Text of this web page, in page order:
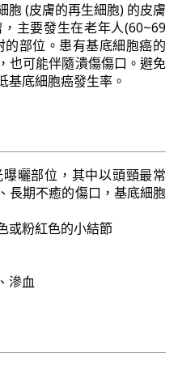
胞 (皮膚的再生細胞) 的皮膚
主要發生在老年人(60~69
部位。患有基底細胞癌的
也可能伴隨潰傷傷口。避免
基底細胞癌發生率。
曬部位，其中以頭頸最常
長期不癒的傷口，基底細胞
或粉紅色的小結節
滲血